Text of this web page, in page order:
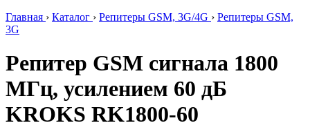
Главная › Каталог › Репитеры GSM, 3G/4G › Репитеры GSM,
3G
Репитер GSM сигнала 1800
МГц, усилением 60 дБ
KROKS RK1800-60